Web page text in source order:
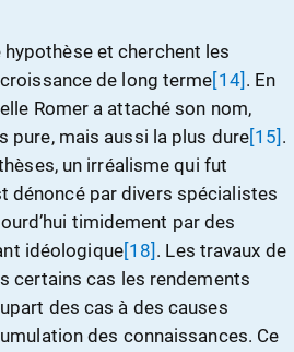
et cherchent les
de long terme[14] . En
Romer a attaché son nom,
pure, mais aussi la plus dure[15] .
un irréalisme qui fut
dénoncé par divers spécialistes
timidement par des
idéologique[18] . Les travaux de
certains cas les rendements
des cas à des causes
des connaissances. Ce